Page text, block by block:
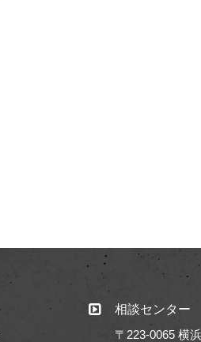
相談センター
〒223-0065 横